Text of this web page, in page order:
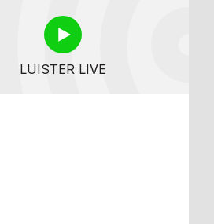
LUISTER LIVE